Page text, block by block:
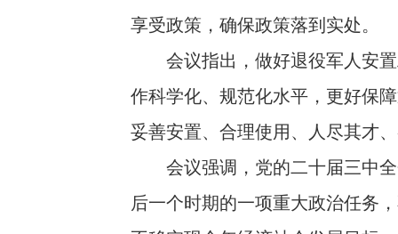
享受政策，确保政策落到实处。
会议指出，做好退役军人安置
作科学化、规范化水平，更好保
妥善安置、合理使用、人尽其才
会议强调，党的二十届三中全
后一个时期的一项重大政治任务